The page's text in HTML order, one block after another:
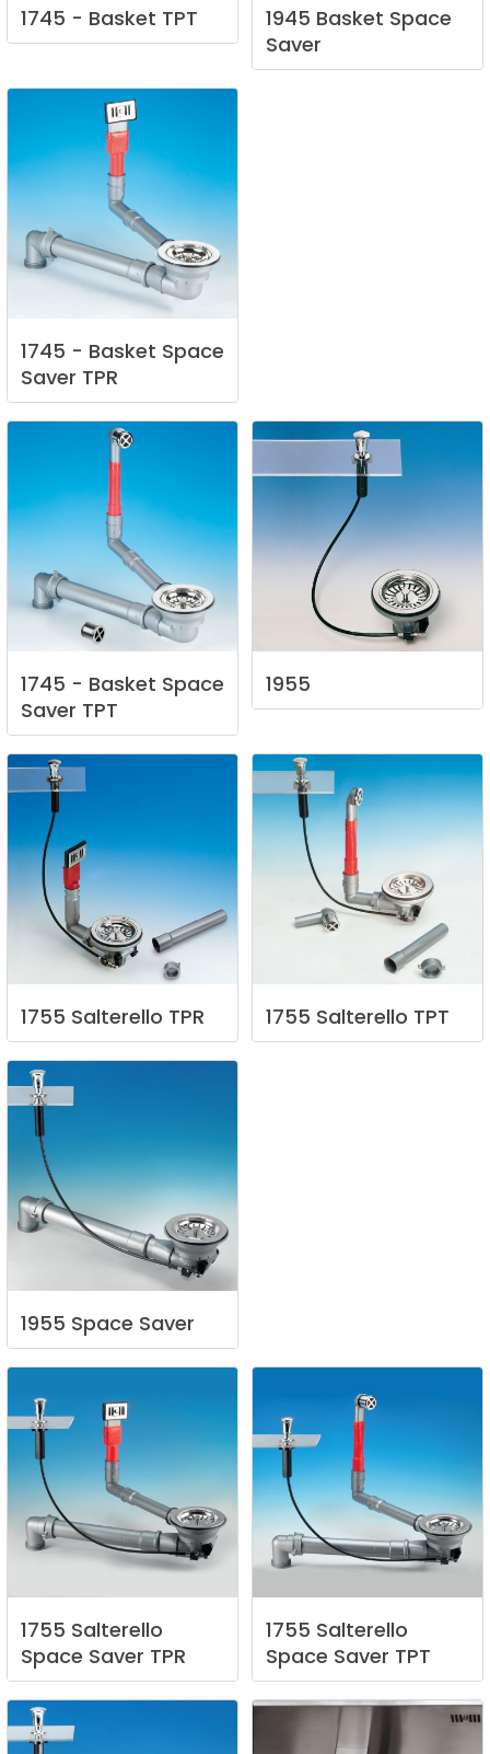
1745 - Basket TPT 1945 Basket Space
Saver
1745 - Basket Space
Saver TPR
1745 - Basket Space
Saver TPT
1955
1755 Salterello TPR 1755 Salterello TPT
1955 Space Saver
1755 Salterello
Space Saver TPR
1755 Salterello
Space Saver TPT